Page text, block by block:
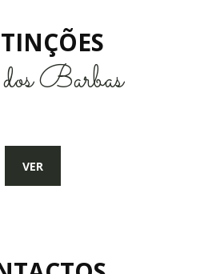
Barbas
VER